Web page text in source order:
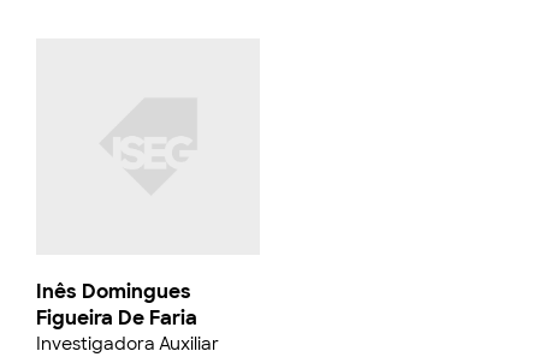
Inês Domingues
Figueira De Faria
Investigadora Auxiliar